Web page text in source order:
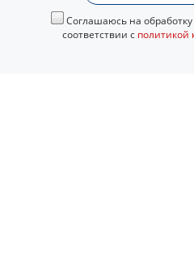
Соглашаюсь на
соответствии с политикой